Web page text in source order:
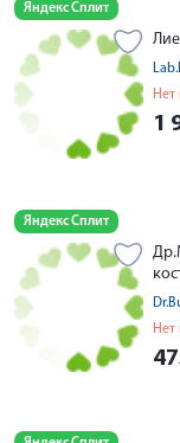
Яндекс Сплит
Нет
1
Яндекс Сплит
Нет